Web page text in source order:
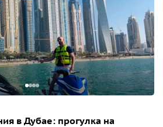
в Дубае: прогулка на